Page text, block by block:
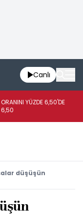
Canlı
YÜZDE 6,50'DE
6,50
düşüşün